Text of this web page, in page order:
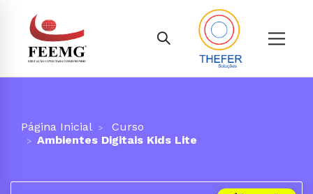
Página Inicial
Curso
Ambientes Digitais Kids Lite